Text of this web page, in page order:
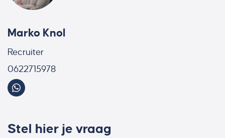
Marko Knol
Recruiter
0622715978
Stel hier je vraag